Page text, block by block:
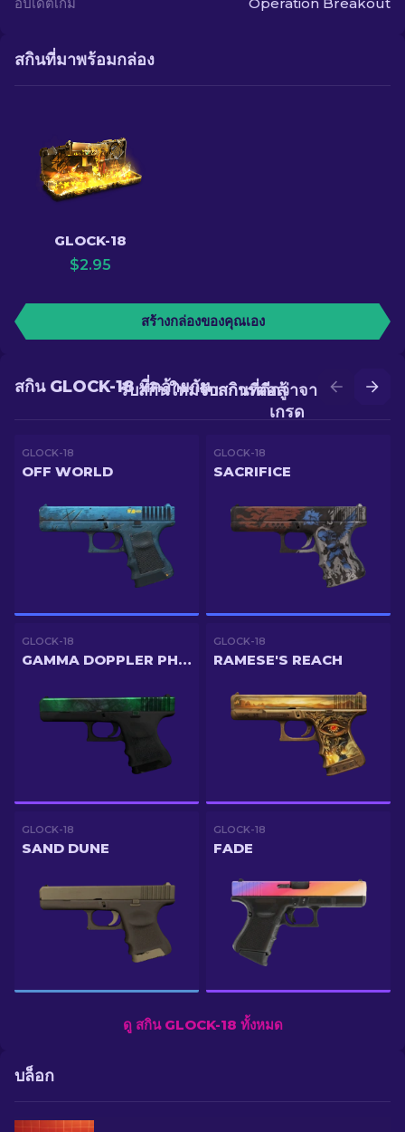
สกินที่มาพร้อมกล่อง
GLOCK-18
$2.95
สร้างกล่องของคุณเอง
รับสกินที่ดีกว่าจากการอัป
เกรด
รับสกินใหม่จากการต่อสู้
สกิน GLOCK-18 ที่คล้ายกัน
GLOCK-18
OFF WORLD
GLOCK-18
SACRIFICE
GLOCK-18
GAMMA DOPPLER PHASE 2
GLOCK-18
RAMESE'S REACH
GLOCK-18
SAND DUNE
GLOCK-18
FADE
ดู สกิน GLOCK-18 ทั้งหมด
บล็อก